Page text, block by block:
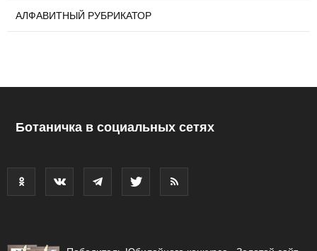
АЛФАВИТНЫЙ РУБРИКАТОР
Ботаничка в социальных сетях